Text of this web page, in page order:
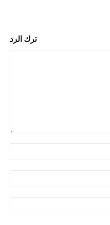
ترك الرد